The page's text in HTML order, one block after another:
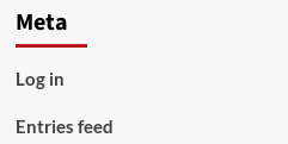
Meta
Log in
Entries feed